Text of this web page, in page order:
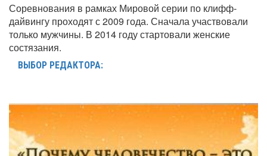
Соревнования в рамках Мировой серии по клифф-
дайвингу проходят с 2009 года. Сначала участвовали
только мужчины. В 2014 году стартовали женские
состязания.
ВЫБОР РЕДАКТОРА: